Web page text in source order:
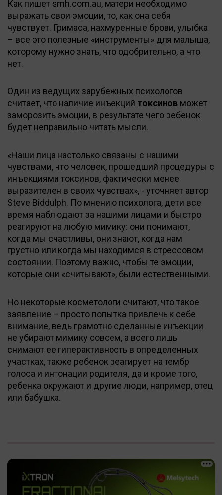
Как пишет smh.com.au, матери необходимо
выражать свои эмоции, то, как она себя
чувствует. Гримаса, нахмуренные брови, улыбка
– все это полезные «инструменты» для малыша,
которому нужно знать, что одобрительно, а что
нет.
Один из ведущих зарубежных психологов
считает, что наличие инъекций токсинов может
заморозить эмоции, в результате чего ребенок
будет неправильно читать мысли.
«Наши лица настолько связаны с нашими
чувствами, что человек, прошедший процедуры с
инъекциями токсинов, фактически менее
выразителен в своих чувствах», - уточняет автор
Steve Biddulph. По мнению психолога, дети все
время наблюдают за нашими лицами и быстро
реагируют на любую мимику: они понимают,
когда мы счастливы, они знают, когда нам
грустно или когда мы находимся в стрессовом
состоянии. Поэтому важно, чтобы те эмоции,
которые они «считывают», были естественными.
Но некоторые косметологи считают, что такое
заявление – просто попытка привлечь к себе
внимание, ведь грамотно сделанные инъекции
не убирают мимику совсем, а всего лишь
снимают ее гиперактивность в определенных
участках, также ребенок реагирует на тембр
голоса и интонации родителя, да и кроме того,
ребенка окружают и другие люди, например, отец
или бабушка.